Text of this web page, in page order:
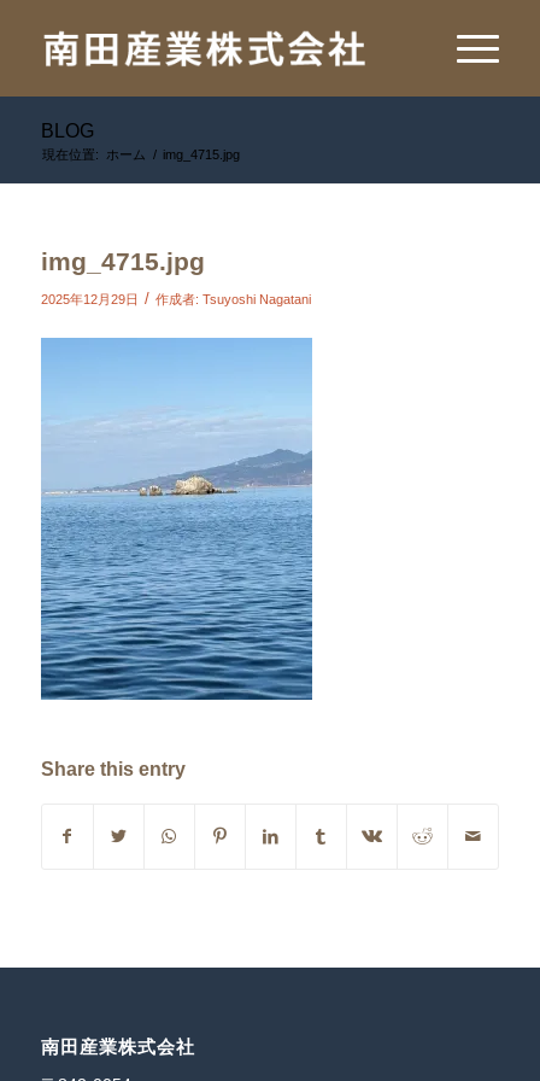
BLOG
現在位置: ホーム / img_4715.jpg
img_4715.jpg
2025年12月29日 / 作成者: Tsuyoshi Nagatani
Share this entry
南田産業株式会社